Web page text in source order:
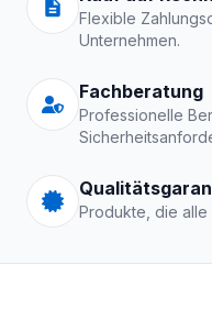
Flexible
Unternehmen.
Fachberatung
Professionelle
Produkte, die alle